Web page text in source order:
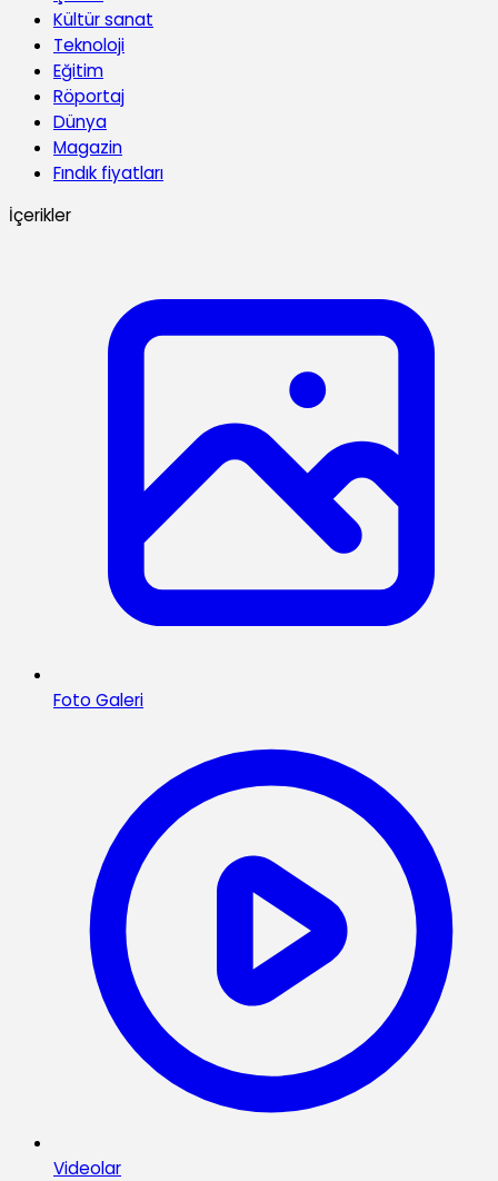
Kültür sanat
Teknoloji
Eğitim
Röportaj
Dünya
Magazin
Fındık fiyatları
İçerikler
Foto Galeri
Videolar